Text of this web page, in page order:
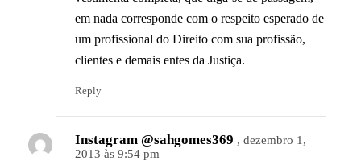
em nada corresponde com o respeito esperado de
um profissional do Direito com sua profissão,
clientes e demais entes da Justiça.
Reply
Instagram @sahgomes369 , dezembro 1,
2013 às 9:54 pm